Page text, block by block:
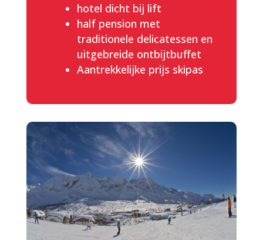
hotel dicht bij lift
half pension met
traditionele delicatessen en
uitgebreide ontbijtbuffet
Aantrekkelijke prijs skipas